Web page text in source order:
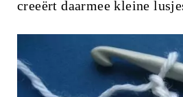
creeërt daarmee kleine